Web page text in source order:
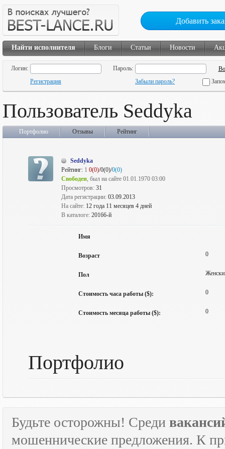
Добавить
Найти исполнителя Блоги Статьи Новости
Логин:
Пароль:
Регистрация
Забыли пароль?
Пользователь Seddyka
Портфолио Отзывы Рейтинг
Seddyka
Рейтинг: 1 0(0)/0(0)/0(0)
Свободен, был на сайте 01.01.1970 03:00
Просмотров: 31
Дата регистрации: 03.09.2013
На сайте: 12 года 11 месяцев 4 дней
В каталоге: 20166-й
Имя
Возраст 0
Пол
Стоимость часа работы ($): 0
Стоимость месяца работы ($): 0
Портфолио
Будьте осторожны! Среди
мошеннические предложения. К